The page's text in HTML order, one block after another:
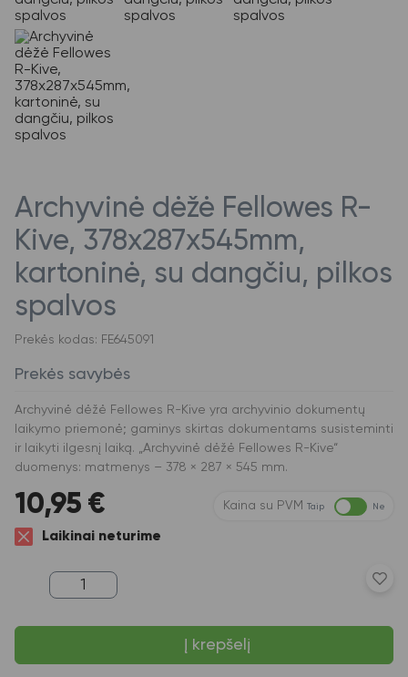
Archyvinė dėžė Fellowes R-
Kive, 378x287x545mm,
kartoninė, su dangčiu, pilkos
spalvos
Prekės kodas: FE645091
Prekės savybės
Archyvinė dėžė Fellowes R-Kive yra archyvinio dokumentų
laikymo priemonė; gaminys skirtas dokumentams susisteminti
ir laikyti ilgesnį laiką. „Archyvinė dėžė Fellowes R-Kive“
duomenys: matmenys – 378 × 287 × 545 mm.
10,95 € Kaina su PVM Taip Ne
Laikinai neturime
produkto
kiekis:
dėžė
R-
Į krepšelį